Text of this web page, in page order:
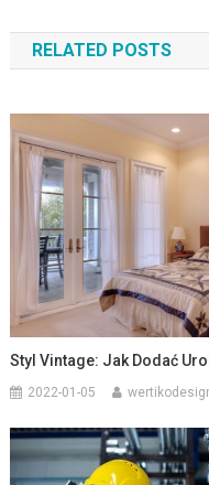
wpisu
RELATED POSTS
Styl Vintage: Jak Dodać
2022-01-05